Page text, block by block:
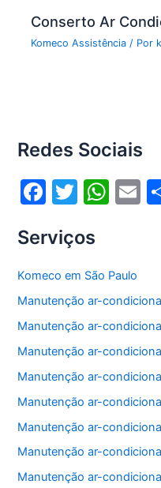
Conserto Ar
Komeco Assistência / Por
Redes Sociais
F
c
e
b
o
o
k
T
itt
er
W
s
A
p
p
E
Serviços
Komeco em São Paulo
Manutenção ar-
Manutenção ar-
Manutenção ar-
Manutenção ar-
Manutenção ar-
Manutenção ar-
Manutenção ar-
Manutenção ar-